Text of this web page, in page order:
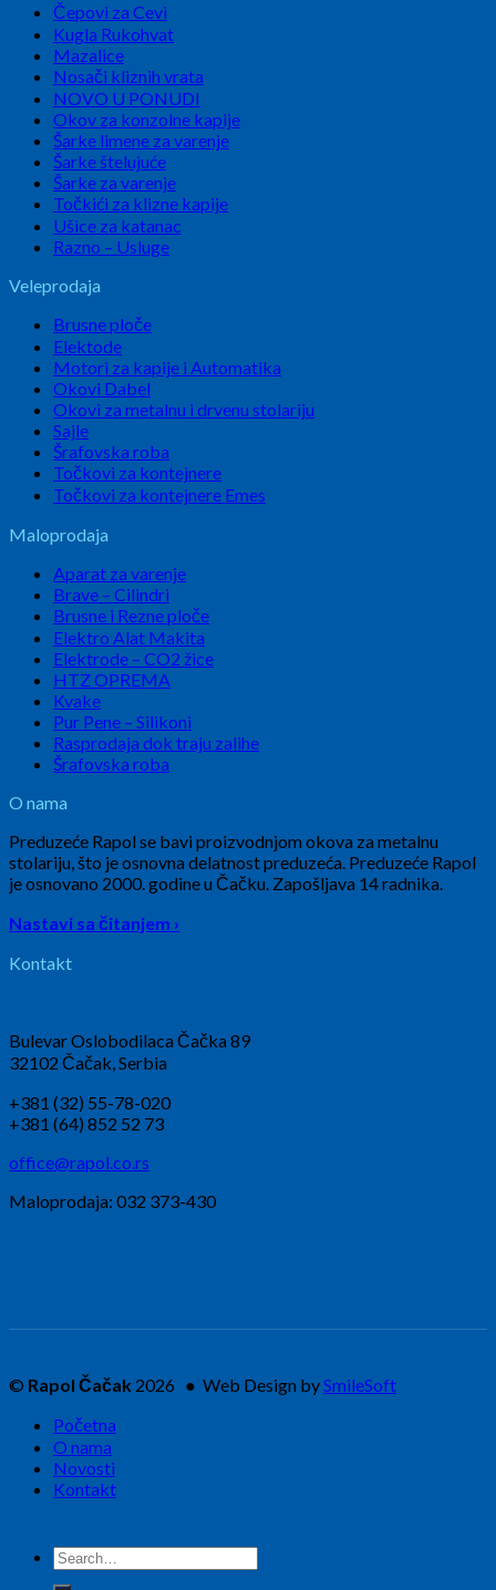
Čepovi za Cevi
Kugla Rukohvat
Mazalice
Nosači kliznih vrata
NOVO U PONUDI
Okov za konzolne kapije
Šarke limene za varenje
Šarke štelujuće
Šarke za varenje
Točkići za klizne kapije
Ušice za katanac
Razno – Usluge
Veleprodaja
Brusne ploče
Elektode
Motori za kapije i Automatika
Okovi Dabel
Okovi za metalnu i drvenu stolariju
Sajle
Šrafovska roba
Točkovi za kontejnere
Točkovi za kontejnere Emes
Maloprodaja
Aparat za varenje
Brave – Cilindri
Brusne i Rezne ploče
Elektro Alat Makita
Elektrode – CO2 žice
HTZ OPREMA
Kvake
Pur Pene – Silikoni
Rasprodaja dok traju zalihe
Šrafovska roba
O nama
Preduzeće Rapol se bavi proizvodnjom okova za metalnu
stolariju, što je osnovna delatnost preduzeća. Preduzeće Rapol
je osnovano 2000. godine u Čačku. Zapošljava 14 radnika.
Nastavi sa čitanjem ›
Kontakt
Bulevar Oslobodilaca Čačka 89
32102 Čačak, Serbia
+381 (32) 55-78-020
+381 (64) 852 52 73
office@rapol.co.rs
Maloprodaja: 032 373-430
© Rapol Čačak 2026 ● Web Design bySmileSoft
Početna
O nama
Novosti
Kontakt
Search
for: